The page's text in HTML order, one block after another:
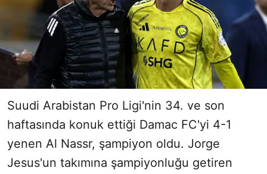
Suudi Arabistan Pro Ligi'nin 34. ve son
haftasında konuk ettiği Damac FC'yi 4-1
yenen Al Nassr, şampiyon oldu. Jorge
Jesus'un takımına şampiyonluğu getiren